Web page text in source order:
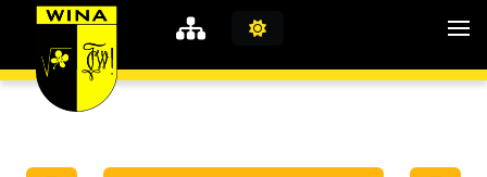
WiNA MyWiNA